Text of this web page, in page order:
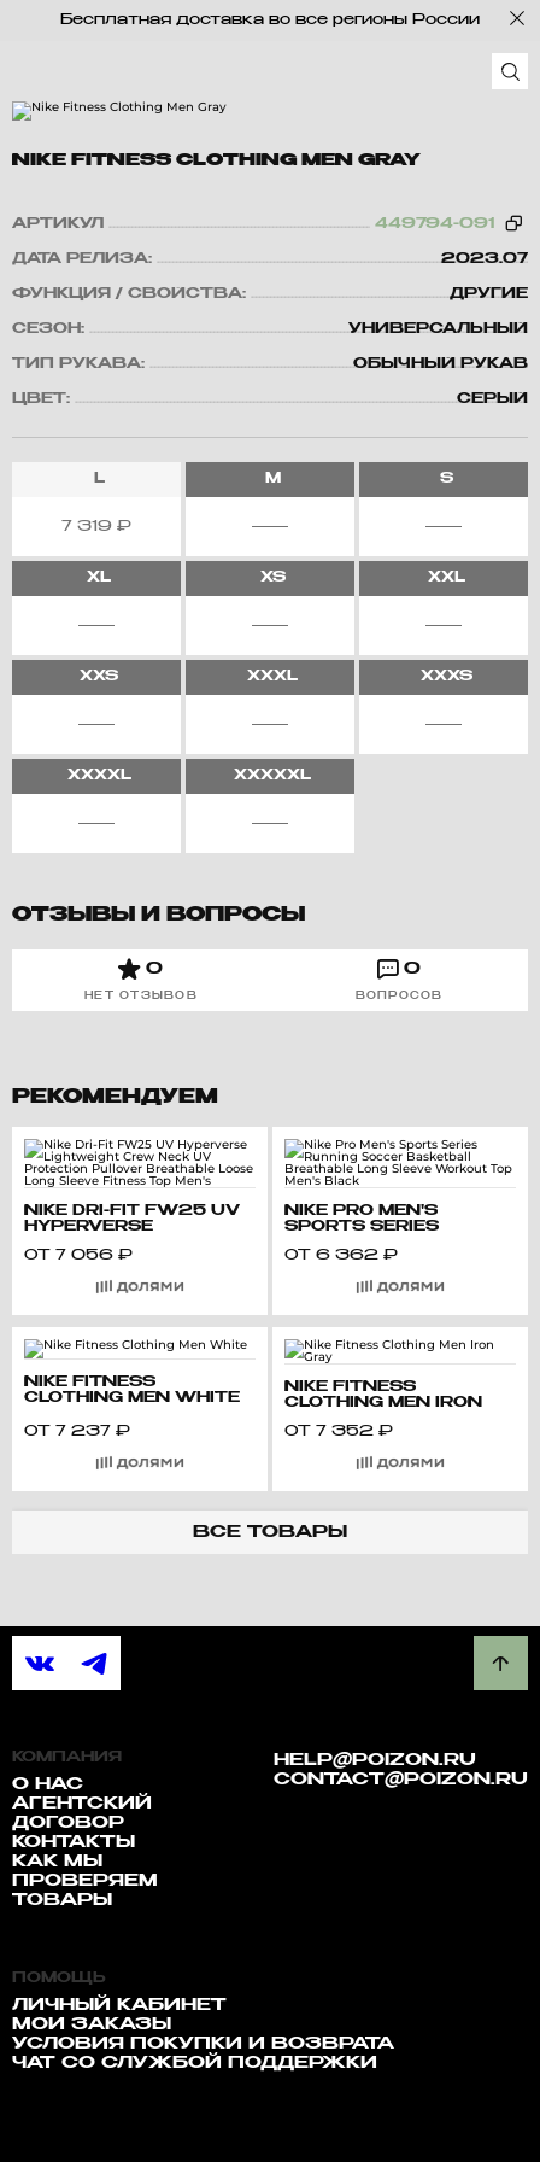
Бесплатная доставка во все регионы России
NIKE FITNESS CLOTHING MEN GRAY
АРТИКУЛ 449794-091
ДАТА РЕЛИЗА: 2023.07
ФУНКЦИЯ / СВОЙСТВА: ДРУГИЕ
СЕЗОН: УНИВЕРСАЛЬНЫЙ
ТИП РУКАВА: ОБЫЧНЫЙ РУКАВ
ЦВЕТ: СЕРЫЙ
L
7 319 ₽
M S
XL XS XXL
XXS XXXL XXXS
XXXXL XXXXXL
ОТЗЫВЫ И ВОПРОСЫ
0
НЕТ ОТЗЫВОВ
0
ВОПРОСОВ
РЕКОМЕНДУЕМ
NIKE DRI-FIT FW25 UV
HYPERVERSE
NECK UV PROTECTION
BREATHABLE LOOSE
ОТ 7 056 ₽
NIKE PRO MEN'S
SPORTS SERIES
BASKETBALL
SLEEVE WORKOUT TOP
ОТ 6 362 ₽
NIKE FITNESS
CLOTHING MEN WHITE
ОТ 7 237 ₽
NIKE FITNESS
CLOTHING MEN IRON
ОТ
7 352 ₽
ВСЕ ТОВАРЫ
КОМПАНИЯ
О НАС
АГЕНТСКИЙ
ДОГОВОР
КОНТАКТЫ
КАК МЫ
ПРОВЕРЯЕМ
ТОВАРЫ
HELP@POIZON.RU
CONTACT@POIZON.RU
ПОМОЩЬ
ЛИЧНЫЙ КАБИНЕТ
МОИ ЗАКАЗЫ
УСЛОВИЯ ПОКУПКИ И ВОЗВРАТА
ЧАТ СО СЛУЖБОЙ ПОДДЕРЖКИ